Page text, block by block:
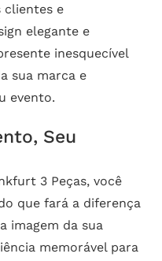
clientes e
elegante e
inesquecível
sua marca e
evento.
Seu
3 Peças, você
que fará a diferença
imagem da sua
memorável para